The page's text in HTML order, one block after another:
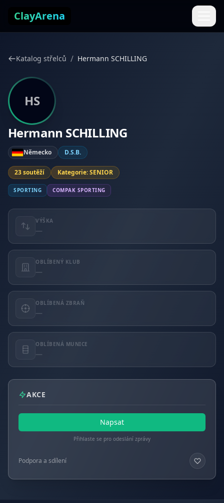
ClayArena
Katalog střelců / Hermann SCHILLING
HS
Hermann SCHILLING
Německo D.S.B.
23 soutěží Kategorie: SENIOR
SPORTING COMPAK SPORTING
VÝŠKA
—
OBLÍBENÝ KLUB
—
OBLÍBENÁ ZBRAŇ
—
OBLÍBENÁ MUNICE
—
AKCE
Napsat
Přihlaste se pro odeslání zprávy
Podpora a sdílení